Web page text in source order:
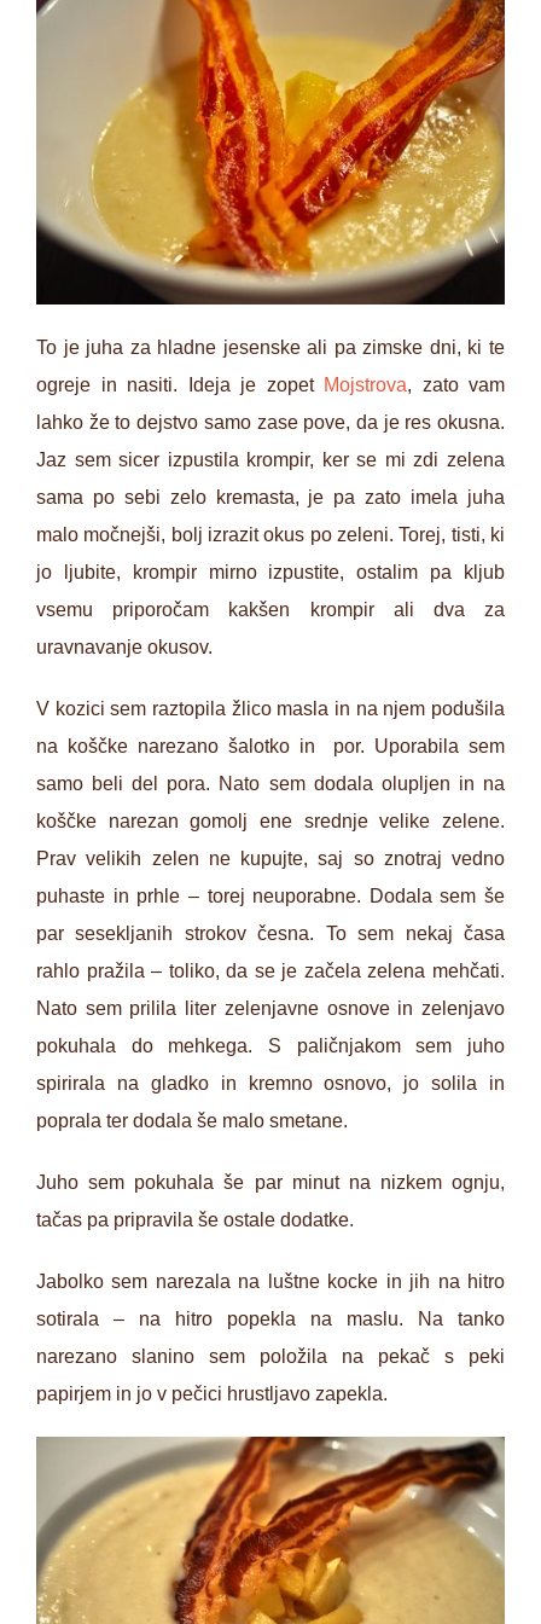
To je juha za hladne jesenske ali pa zimske dni, ki te
ogreje in nasiti. Ideja je zopet Mojstrova, zato vam
lahko že to dejstvo samo zase pove, da je res okusna.
Jaz sem sicer izpustila krompir, ker se mi zdi zelena
sama po sebi zelo kremasta, je pa zato imela juha
malo močnejši, bolj izrazit okus po zeleni. Torej, tisti, ki
jo ljubite, krompir mirno izpustite, ostalim pa kljub
vsemu priporočam kakšen krompir ali dva za
uravnavanje okusov.
V kozici sem raztopila žlico masla in na njem podušila
na koščke narezano šalotko in por. Uporabila sem
samo beli del pora. Nato sem dodala olupljen in na
koščke narezan gomolj ene srednje velike zelene.
Prav velikih zelen ne kupujte, saj so znotraj vedno
puhaste in prhle – torej neuporabne. Dodala sem še
par sesekljanih strokov česna. To sem nekaj časa
rahlo pražila – toliko, da se je začela zelena mehčati.
Nato sem prilila liter zelenjavne osnove in zelenjavo
pokuhala do mehkega. S paličnjakom sem juho
spirirala na gladko in kremno osnovo, jo solila in
poprala ter dodala še malo smetane.
Juho sem pokuhala še par minut na nizkem ognju,
tačas pa pripravila še ostale dodatke.
Jabolko sem narezala na luštne kocke in jih na hitro
sotirala – na hitro popekla na maslu. Na tanko
narezano slanino sem položila na pekač s peki
papirjem in jo v pečici hrustljavo zapekla.